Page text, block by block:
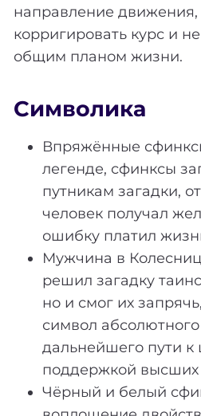
направление движения,
корригировать курс и
общим планом жизни.
Символика
Впряжённые
легенде, сфинксы
путникам загадки,
человек получал
ошибку платил
Мужчина в
решил загадку
но и смог их
символ
дальнейшего пути к
поддержкой высших
Чёрный и белый